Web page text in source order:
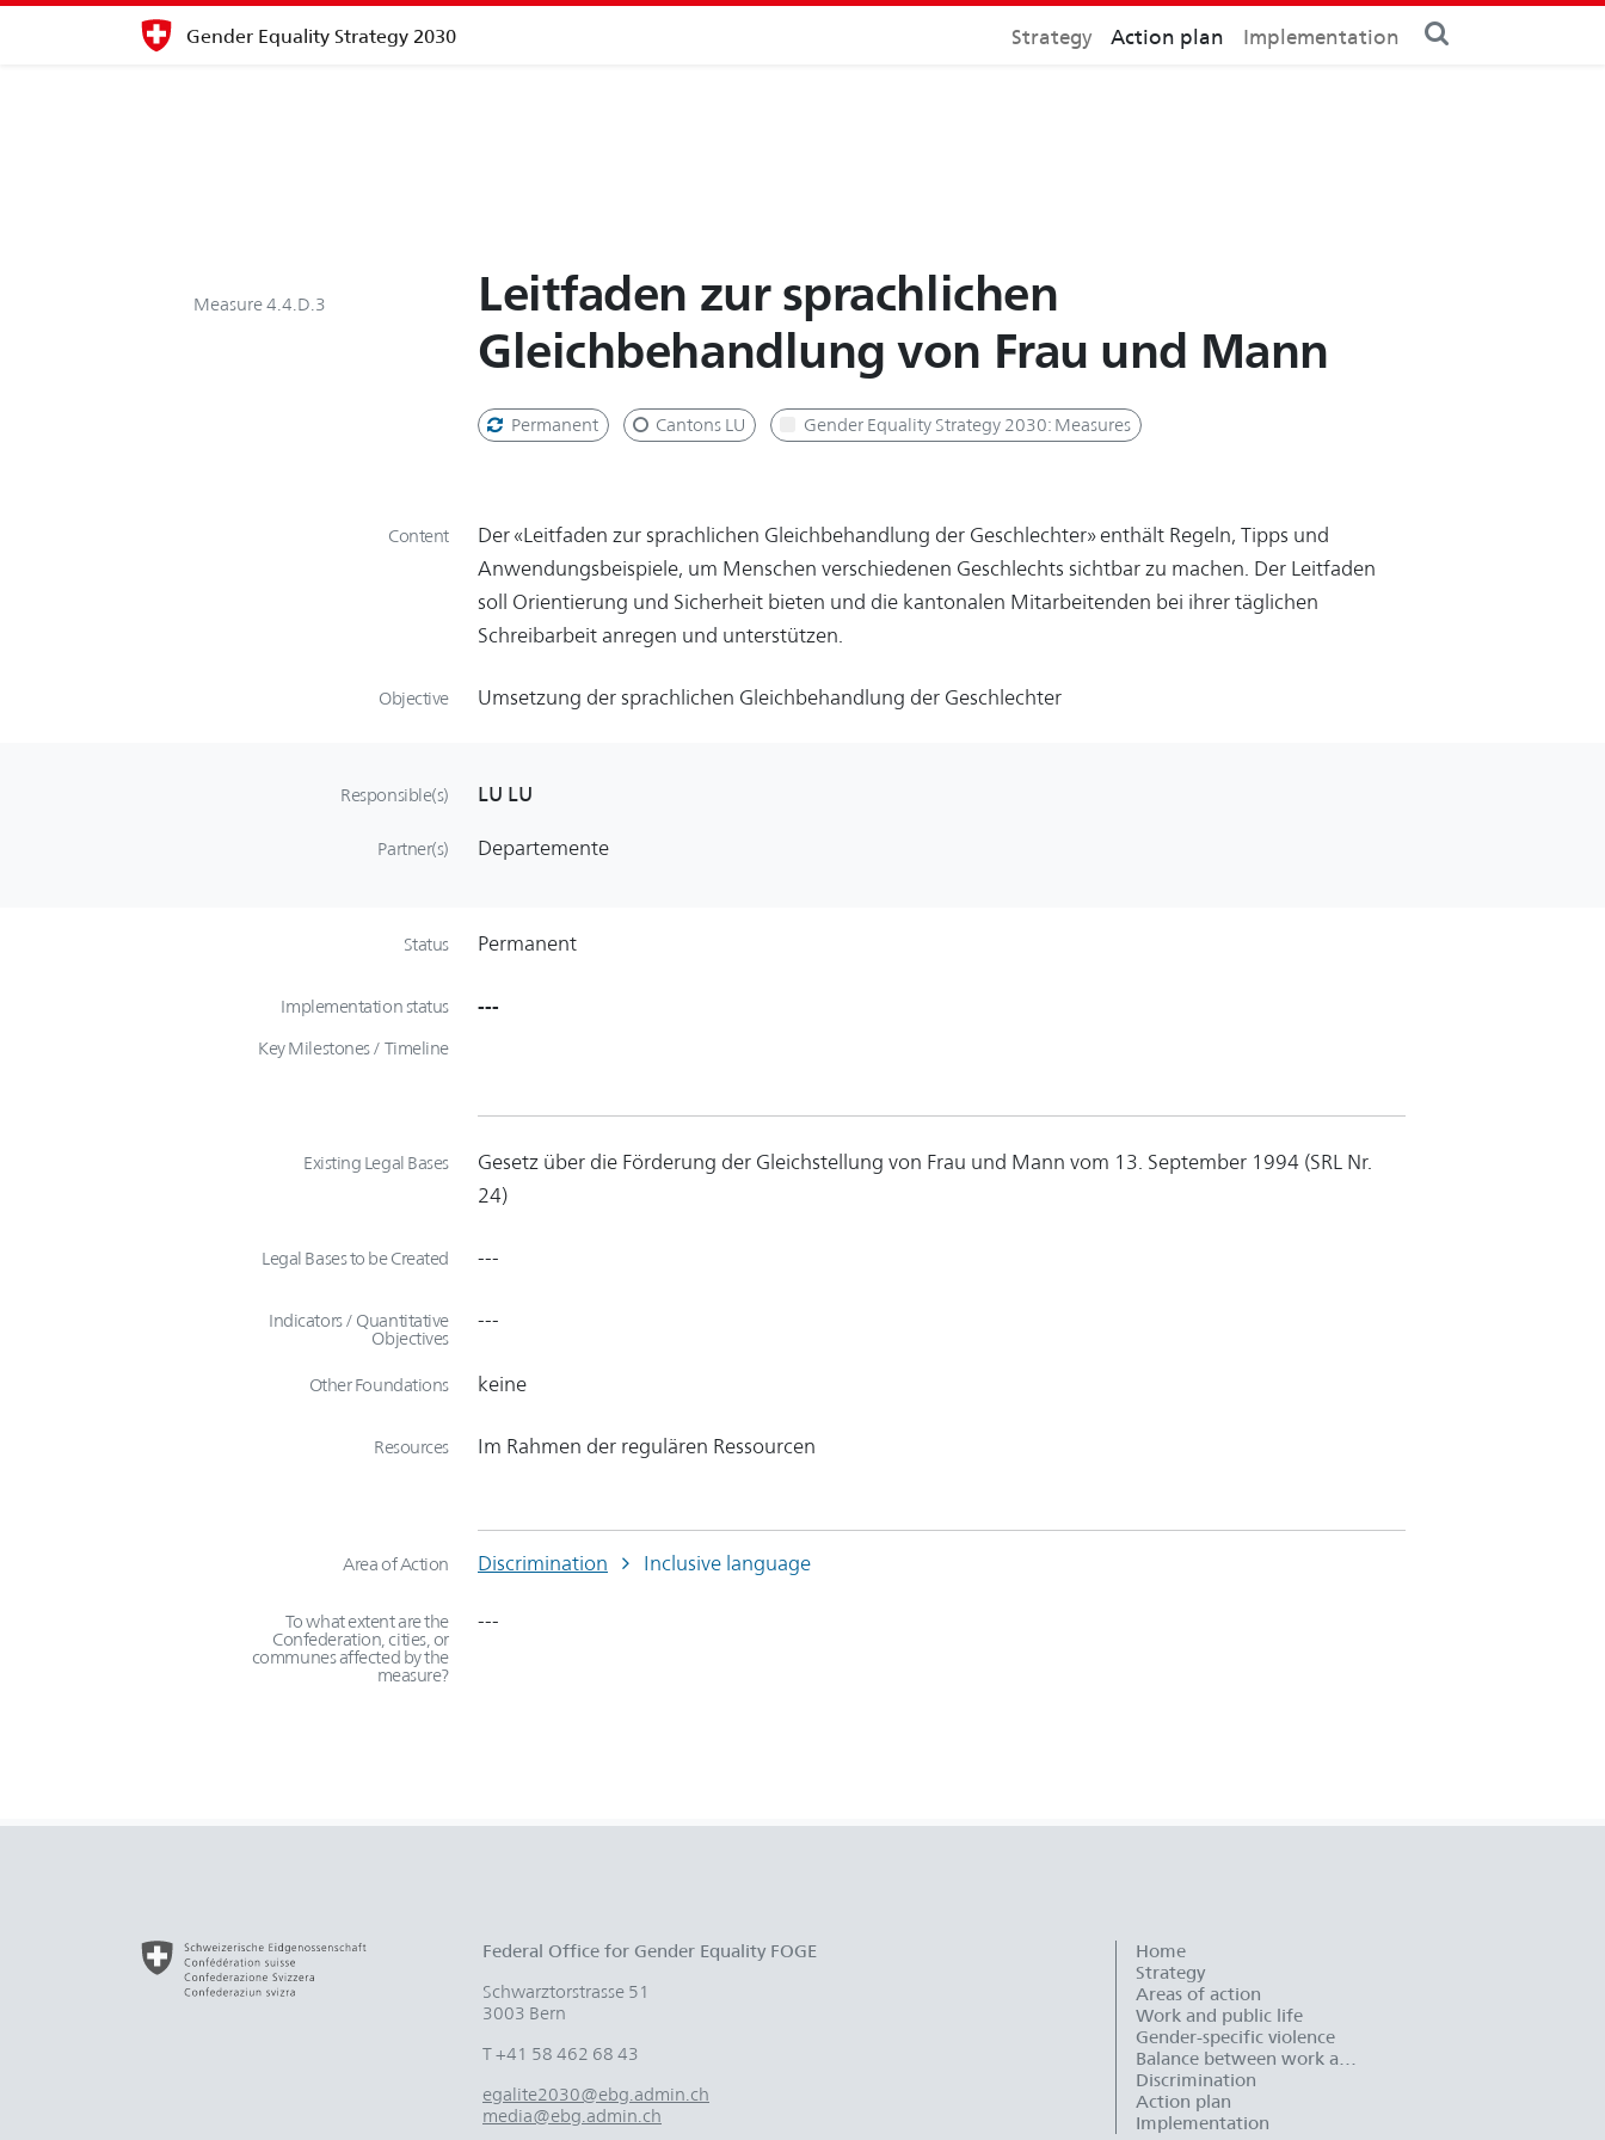
Gender Equality Strategy 2030 Strategy Action plan Implementation
Measure 4.4.D.3
Leitfaden zur sprachlichen
Gleichbehandlung von Frau und Mann
Permanent Cantons LU Gender Equality Strategy 2030: Measures
Content
Der «Leitfaden zur sprachlichen Gleichbehandlung der Geschlechter» enthält Regeln, Tipps und
Anwendungsbeispiele, um Menschen verschiedenen Geschlechts sichtbar zu machen. Der Leitfaden
soll Orientierung und Sicherheit bieten und die kantonalen Mitarbeitenden bei ihrer täglichen
Schreibarbeit anregen und unterstützen.
Objective Umsetzung der sprachlichen Gleichbehandlung der Geschlechter
Responsible(s) LU LU
Partner(s) Departemente
Status Permanent
Implementation status ---
Key Milestones / Timeline
Existing Legal Bases
Gesetz über die Förderung der Gleichstellung von Frau und Mann vom 13. September 1994 (SRL Nr.
24)
Legal Bases to be Created ---
Indicators / Quantitative
Objectives
---
Other Foundations keine
Resources Im Rahmen der regulären Ressourcen
Area of Action Discrimination Inclusive language
To what extent are the
Confederation, cities, or
communes affected by the
measure?
---
Federal Office for Gender Equality FOGE
Schwarztorstrasse 51
3003 Bern
T +41 58 462 68 43
egalite2030@ebg.admin.ch
media@ebg.admin.ch
Home
Strategy
Areas of action
Work and public life
Gender-specific violence
Balance between work and family life
Discrimination
Action plan
Implementation